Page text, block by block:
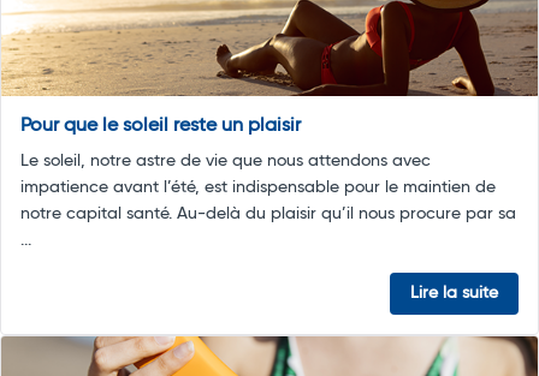
Pour que le soleil reste un plaisir
Le soleil, notre astre de vie que nous attendons avec
impatience avant l’été, est indispensable pour le maintien de
notre capital santé. Au-delà du plaisir qu’il nous procure par sa
...
Lire la suite